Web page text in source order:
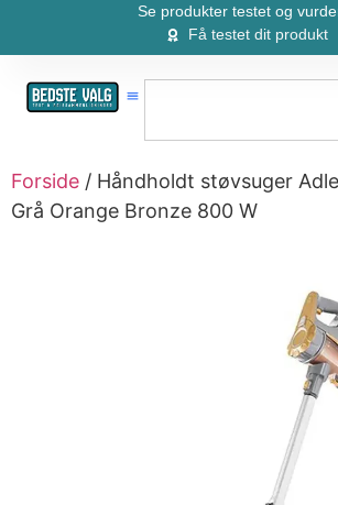
Se produkter testet og
Få testet dit produkt
Forside / Håndholdt støvsuger
Grå Orange Bronze 800 W